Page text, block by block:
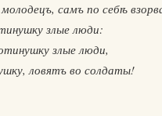
самъ по себѣ
злые люди:
злые люди,
ловятъ во солдаты!